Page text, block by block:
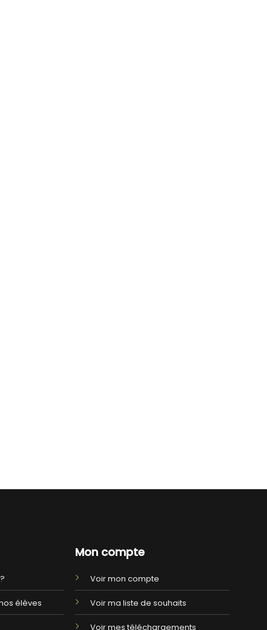
élèves
Mon compte
Voir mon compte
Voir ma liste de souhaits
Voir mes téléchargements